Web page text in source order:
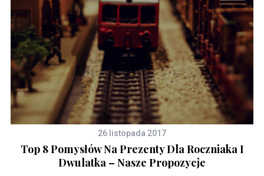
26 listopada 2017
Top 8 Pomysłów Na Prezenty Dla Roczniaka I
Dwulatka – Nasze Propozycje